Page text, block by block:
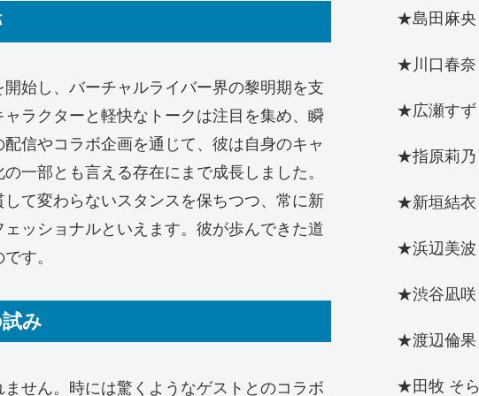
始し、バーチャルライバー界の黎明期を支
ラクターと軽快なトークは注目を集め、瞬
信やコラボ企画を通じて、彼は自身のキャ
一部とも言える存在にまで成長しました。
て変わらないスタンスを保ちつつ、常に新
ッショナルといえます。彼が歩んできた道
す。
み
せん。時には驚くようなゲストとのコラボ
★島田麻央
★川口春奈
★広瀬すず
★指原莉乃
★新垣結衣
★浜辺美波
★渋谷凪咲
★渡辺倫果
★田牧 そら